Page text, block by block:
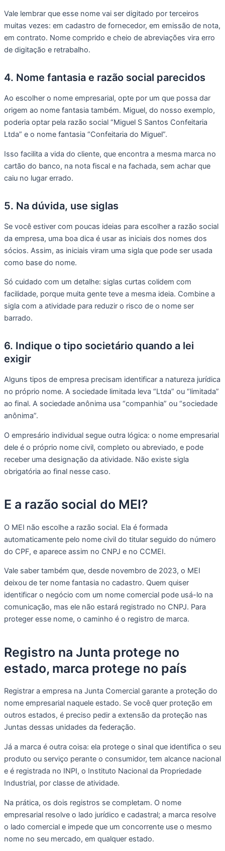
Vale lembrar que esse nome vai ser digitado por terceiros
muitas vezes: em cadastro de fornecedor, em emissão de nota,
em contrato. Nome comprido e cheio de abreviações vira erro
de digitação e retrabalho.
4. Nome fantasia e razão social parecidos
Ao escolher o nome empresarial, opte por um que possa dar
origem ao nome fantasia também. Miguel, do nosso exemplo,
poderia optar pela razão social “Miguel S Santos Confeitaria
Ltda” e o nome fantasia “Confeitaria do Miguel”.
Isso facilita a vida do cliente, que encontra a mesma marca no
cartão do banco, na nota fiscal e na fachada, sem achar que
caiu no lugar errado.
5. Na dúvida, use siglas
Se você estiver com poucas ideias para escolher a razão social
da empresa, uma boa dica é usar as iniciais dos nomes dos
sócios. Assim, as iniciais viram uma sigla que pode ser usada
como base do nome.
Só cuidado com um detalhe: siglas curtas colidem com
facilidade, porque muita gente teve a mesma ideia. Combine a
sigla com a atividade para reduzir o risco de o nome ser
barrado.
6. Indique o tipo societário quando a lei
exigir
Alguns tipos de empresa precisam identificar a natureza jurídica
no próprio nome. A sociedade limitada leva “Ltda” ou “limitada”
ao final. A sociedade anônima usa “companhia” ou “sociedade
anônima”.
O empresário individual segue outra lógica: o nome empresarial
dele é o próprio nome civil, completo ou abreviado, e pode
receber uma designação da atividade. Não existe sigla
obrigatória ao final nesse caso.
E a razão social do MEI?
O MEI não escolhe a razão social. Ela é formada
automaticamente pelo nome civil do titular seguido do número
do CPF, e aparece assim no CNPJ e no CCMEI.
Vale saber também que, desde novembro de 2023, o MEI
deixou de ter nome fantasia no cadastro. Quem quiser
identificar o negócio com um nome comercial pode usá-lo na
comunicação, mas ele não estará registrado no CNPJ. Para
proteger esse nome, o caminho é o registro de marca.
Registro na Junta protege no
estado, marca protege no país
Registrar a empresa na Junta Comercial garante a proteção do
nome empresarial naquele estado. Se você quer proteção em
outros estados, é preciso pedir a extensão da proteção nas
Juntas dessas unidades da federação.
Já a marca é outra coisa: ela protege o sinal que identifica o seu
produto ou serviço perante o consumidor, tem alcance nacional
e é registrada no INPI, o Instituto Nacional da Propriedade
Industrial, por classe de atividade.
Na prática, os dois registros se completam. O nome
empresarial resolve o lado jurídico e cadastral; a marca resolve
o lado comercial e impede que um concorrente use o mesmo
nome no seu mercado, em qualquer estado.